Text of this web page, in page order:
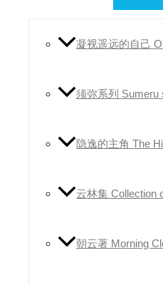
凝视遥远的自己
须弥系列 Sumeru
隐逸的主角 The
云林集 Collection
朝云著 Morning